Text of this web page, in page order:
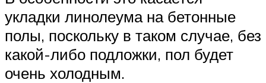
укладки линолеума на бетонные
полы, поскольку в таком случае, без
какой-либо подложки, пол будет
очень холодным.